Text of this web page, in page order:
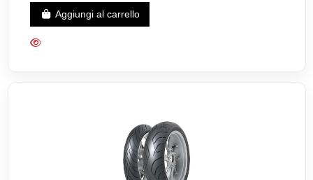
Aggiungi al carrello